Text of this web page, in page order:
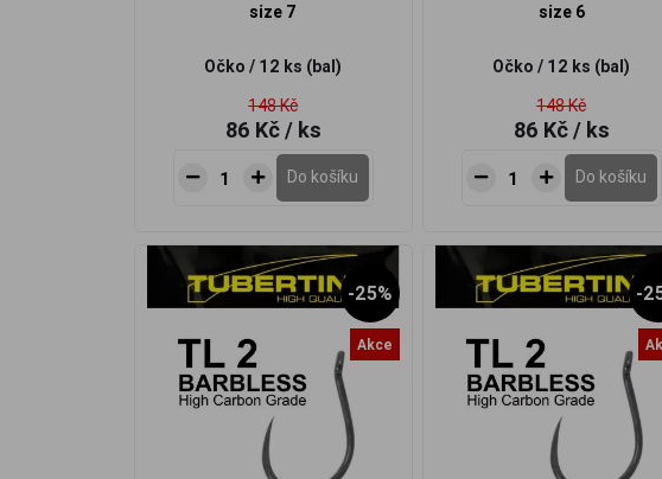
size 7
Očko / 12 ks (bal)
148 Kč
86 Kč/ ks
Do košíku
size 6
Očko / 12 ks (bal)
148 Kč
86 Kč/ ks
Do košíku
-25%
Akce
-